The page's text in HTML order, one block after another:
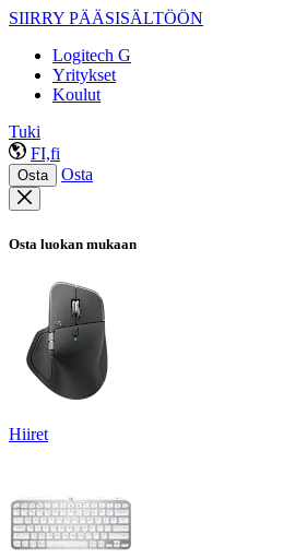
SIIRRY PÄÄSISÄLTÖÖN
Logitech G
Yritykset
Koulut
Tuki
FI,fi
Osta Osta
Osta luokan mukaan
Hiiret